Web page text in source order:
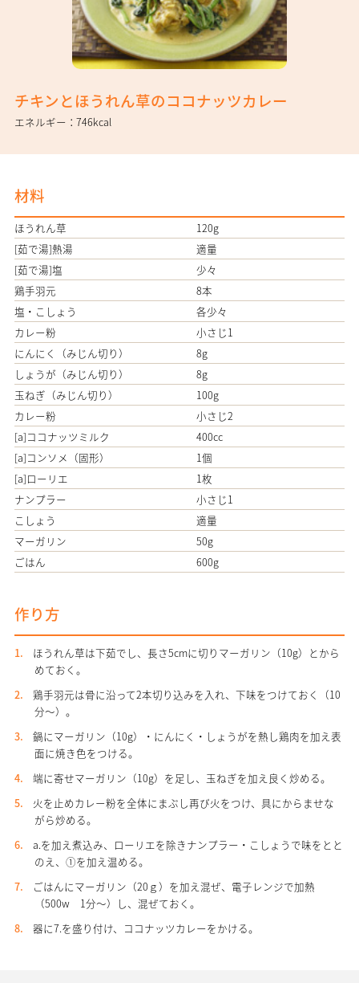
チキンとほうれん草のココナッツカレー
エネルギー 746kcal
材料
ほうれん草
120g
[茹で湯]熱湯
適量
[茹で湯]塩
少々
鶏手羽元
8本
塩・こしょう
各少々
カレー粉
小さじ1
にんにく（みじん切り）
8g
しょうが（みじん切り）
8g
玉ねぎ（みじん切り）
100g
カレー粉
小さじ2
[a]ココナッツミルク
400cc
[a]コンソメ（固形）
1個
[a]ローリエ
1枚
ナンプラー
小さじ1
こしょう
適量
マーガリン
50g
ごはん
600g
作り方
ほうれん草は下茹でし、長さ5cmに切りマーガリン（10g）とから
めておく。
鶏手羽元は骨に沿って2本切り込みを入れ、下味をつけておく（10
分～）。
鍋にマーガリン（10g）・にんにく・しょうがを熱し鶏肉を加え表
面に焼き色をつける。
端に寄せマーガリン（10g）を足し、玉ねぎを加え良く炒める。
火を止めカレー粉を全体にまぶし再び火をつけ、具にからませな
がら炒める。
a.を加え煮込み、ローリエを除きナンプラー・こしょうで味をとと
のえ、①を加え温める。
ごはんにマーガリン（20ｇ）を加え混ぜ、電子レンジで加熱
（500w 1分～）し、混ぜておく。
器に7.を盛り付け、ココナッツカレーをかける。